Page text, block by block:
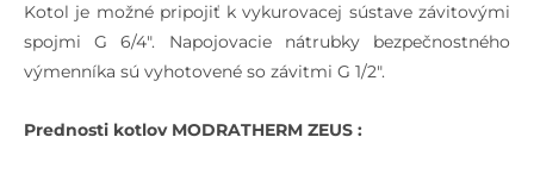
Kotol je možné pripojiť k vykurovacej sústave závitovými
spojmi G 6/4″. Napojovacie nátrubky bezpečnostného
výmenníka sú vyhotovené so závitmi G 1/2″.
Prednosti kotlov MODRATHERM ZEUS :